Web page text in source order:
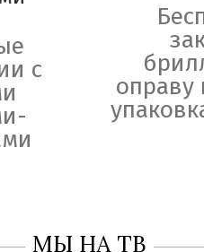
с
оправу
МЫ НА ТВ